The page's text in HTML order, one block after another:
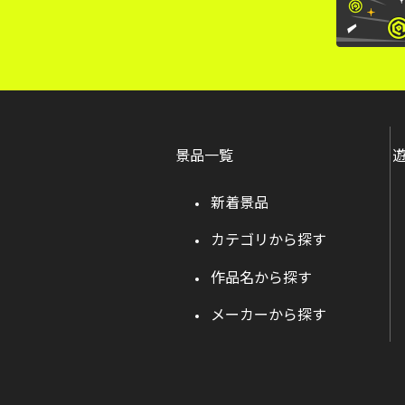
景品一覧
新着景品
カテゴリから探す
作品名から探す
メーカーから探す